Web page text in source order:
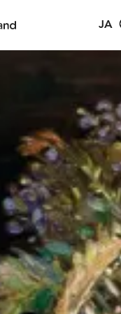
JA